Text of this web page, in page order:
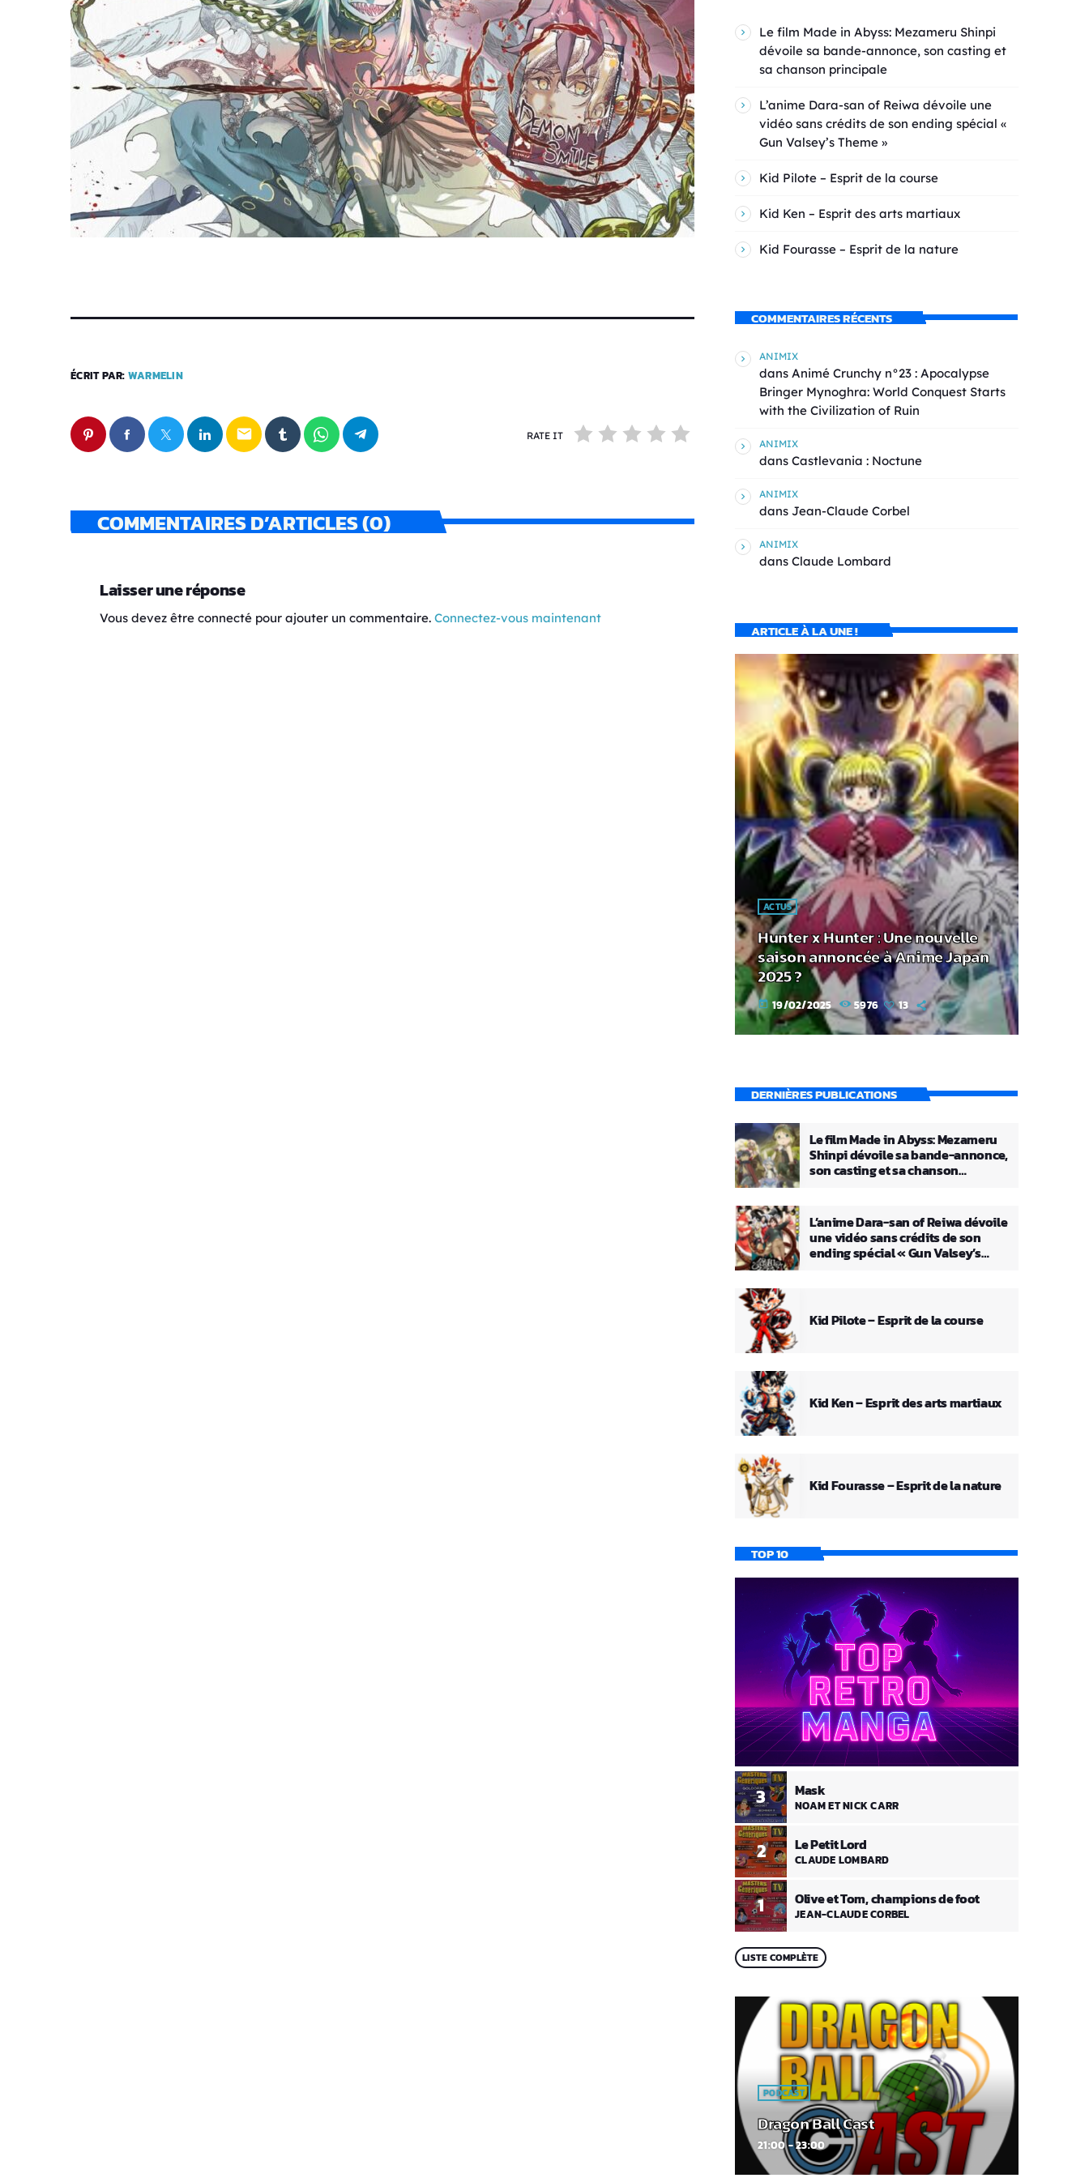
ÉCRIT PAR: WARMELIN
email RATE IT
COMMENTAIRES D’ARTICLES (0)
Laisser une réponse
Vous devez être connecté pour ajouter un commentaire. Connectez-vous maintenant
Le film Made in Abyss: Mezameru Shinpi
dévoile sa bande-annonce, son casting et
sa chanson principale
L’anime Dara-san of Reiwa dévoile une
vidéo sans crédits de son ending spécial «
Gun Valsey’s Theme »
Kid Pilote – Esprit de la course
Kid Ken – Esprit des arts martiaux
Kid Fourasse – Esprit de la nature
COMMENTAIRES RÉCENTS
ANIMIX
dans Animé Crunchy n°23 : Apocalypse
Bringer Mynoghra: World Conquest Starts
with the Civilization of Ruin
ANIMIX
dans Castlevania : Noctune
ANIMIX
dans Jean-Claude Corbel
ANIMIX
dans Claude Lombard
ARTICLE À LA UNE !
ACTUS
Hunter x Hunter : Une nouvelle
saison annoncée à Anime Japan
2025 ?
today 19/02/2025 5976 13
DERNIÈRES PUBLICATIONS
Le film Made in Abyss: Mezameru
Shinpi dévoile sa bande-annonce,
son casting et sa chanson
L’anime Dara-san of Reiwa dévoile
une vidéo sans crédits de son
ending spécial « Gun Valsey’s
Kid Pilote – Esprit de la course
Kid Ken – Esprit des arts martiaux
Kid Fourasse – Esprit de la nature
TOP 10
1 Olive et Tom, champions de foot
JEAN-CLAUDE CORBEL
2 Le Petit Lord
CLAUDE LOMBARD
3 Mask
NOAM ET NICK CARR
LISTE COMPLÈTE
PODCAST
Dragon Ball Cast
21:00 - 23:00